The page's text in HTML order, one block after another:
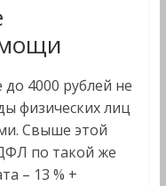
4000 рублей не
физических лиц
Свыше этой
по такой же
– 13 % +